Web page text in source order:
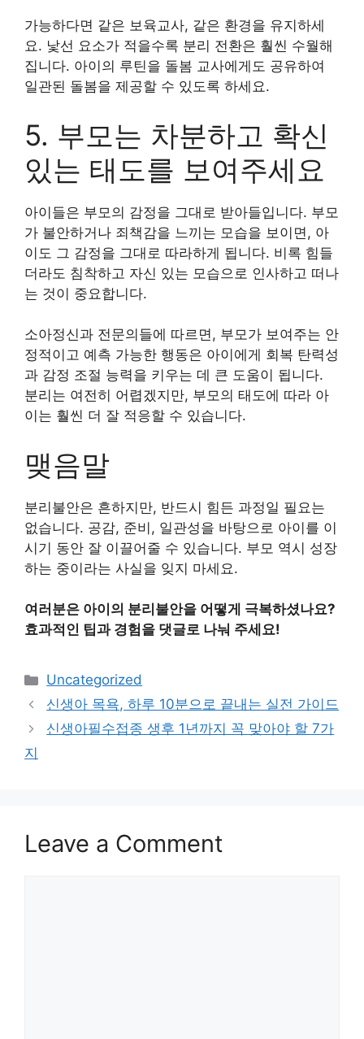
가능하다면 같은 보육교사, 같은 환경을 유지하세
요. 낯선 요소가 적을수록 분리 전환은 훨씬 수월해
집니다. 아이의 루틴을 돌봄 교사에게도 공유하여
일관된 돌봄을 제공할 수 있도록 하세요.
5. 부모는 차분하고 확신
있는 태도를 보여주세요
아이들은 부모의 감정을 그대로 받아들입니다. 부모
가 불안하거나 죄책감을 느끼는 모습을 보이면, 아
이도 그 감정을 그대로 따라하게 됩니다. 비록 힘들
더라도 침착하고 자신 있는 모습으로 인사하고 떠나
는 것이 중요합니다.
소아정신과 전문의들에 따르면, 부모가 보여주는 안
정적이고 예측 가능한 행동은 아이에게 회복 탄력성
과 감정 조절 능력을 키우는 데 큰 도움이 됩니다.
분리는 여전히 어렵겠지만, 부모의 태도에 따라 아
이는 훨씬 더 잘 적응할 수 있습니다.
맺음말
분리불안은 흔하지만, 반드시 힘든 과정일 필요는
없습니다. 공감, 준비, 일관성을 바탕으로 아이를 이
시기 동안 잘 이끌어줄 수 있습니다. 부모 역시 성장
하는 중이라는 사실을 잊지 마세요.
여러분은 아이의 분리불안을 어떻게 극복하셨나요?
효과적인 팁과 경험을 댓글로 나눠 주세요!
Categories
Uncategorized
신생아 목욕, 하루 10분으로 끝내는 실전 가이드
신생아필수접종 생후 1년까지 꼭 맞아야 할 7가
지
Leave a Comment